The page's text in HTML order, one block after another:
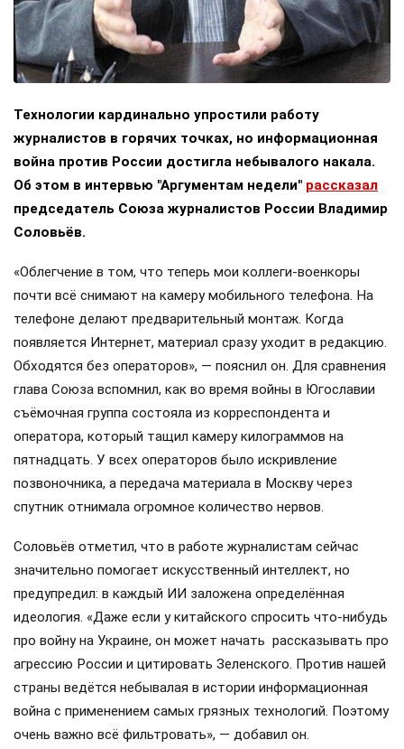
Технологии кардинально упростили работу
журналистов в горячих точках, но информационная
война против России достигла небывалого накала.
Об этом в интервью "Аргументам недели" рассказал
председатель Союза журналистов России Владимир
Соловьёв.
«Облегчение в том, что теперь мои коллеги-военкоры
почти всё снимают на камеру мобильного телефона. На
телефоне делают предварительный монтаж. Когда
появляется Интернет, материал сразу уходит в редакцию.
Обходятся без операторов», — пояснил он. Для сравнения
глава Союза вспомнил, как во время войны в Югославии
съёмочная группа состояла из корреспондента и
оператора, который тащил камеру килограммов на
пятнадцать. У всех операторов было искривление
позвоночника, а передача материала в Москву через
спутник отнимала огромное количество нервов.
Соловьёв отметил, что в работе журналистам сейчас
значительно помогает искусственный интеллект, но
предупредил: в каждый ИИ заложена определённая
идеология. «Даже если у китайского спросить что-нибудь
про войну на Украине, он может начать рассказывать про
агрессию России и цитировать Зеленского. Против нашей
страны ведётся небывалая в истории информационная
война с применением самых грязных технологий. Поэтому
очень важно всё фильтровать», — добавил он.